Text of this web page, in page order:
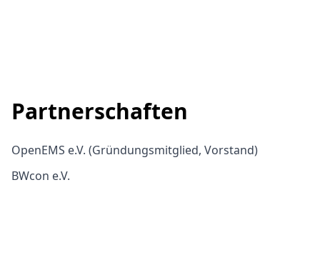
Partnerschaften
OpenEMS e.V. (Gründungsmitglied, Vorstand)
BWcon e.V.